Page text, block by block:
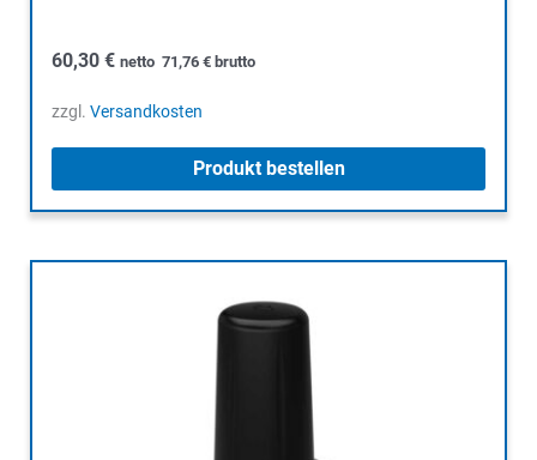
60,30 € netto 71,76 €brutto
zzgl. Versandkosten
Produkt bestellen